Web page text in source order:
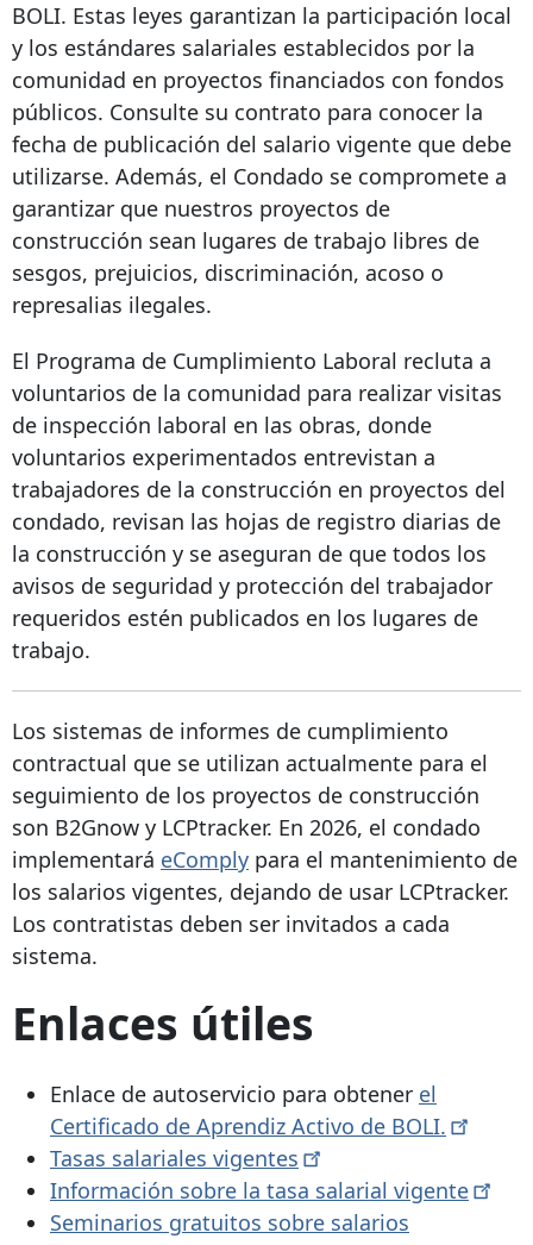
BOLI. Estas leyes garantizan la participación local
y los estándares salariales establecidos por la
comunidad en proyectos financiados con fondos
públicos. Consulte su contrato para conocer la
fecha de publicación del salario vigente que debe
utilizarse. Además, el Condado se compromete a
garantizar que nuestros proyectos de
construcción sean lugares de trabajo libres de
sesgos, prejuicios, discriminación, acoso o
represalias ilegales.
El Programa de Cumplimiento Laboral recluta a
voluntarios de la comunidad para realizar visitas
de inspección laboral en las obras, donde
voluntarios experimentados entrevistan a
trabajadores de la construcción en proyectos del
condado, revisan las hojas de registro diarias de
la construcción y se aseguran de que todos los
avisos de seguridad y protección del trabajador
requeridos estén publicados en los lugares de
trabajo.
Los sistemas de informes de cumplimiento
contractual que se utilizan actualmente para el
seguimiento de los proyectos de construcción
son B2Gnow y LCPtracker. En 2026, el condado
implementará eComply para el mantenimiento de
los salarios vigentes, dejando de usar LCPtracker.
Los contratistas deben ser invitados a cada
sistema.
Enlaces útiles
Enlace de autoservicio para obtener el
Certificado de Aprendiz Activo de BOLI.
Tasas salariales vigentes
Información sobre la tasa salarial vigente
Seminarios gratuitos sobre salarios